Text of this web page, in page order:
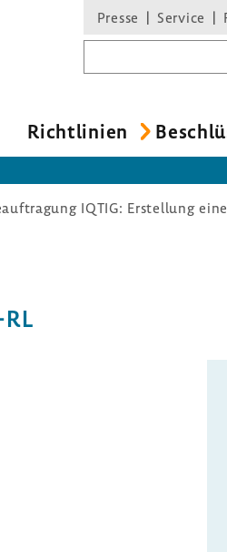
Presse Service
Richt­li­nien
IQTIG: Erstellung